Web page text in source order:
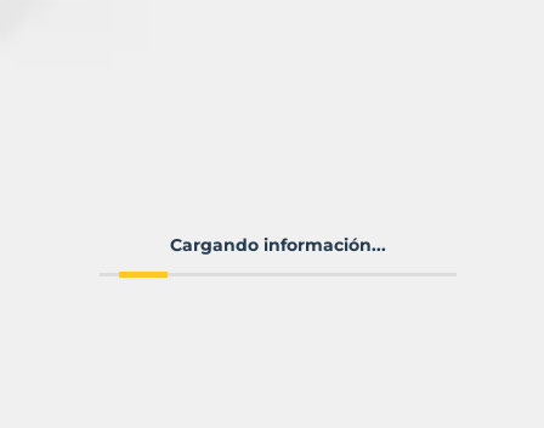
Cargando información...